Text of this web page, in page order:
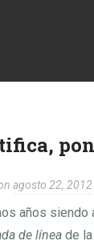
agosto 22, 2012
años
de líneade la